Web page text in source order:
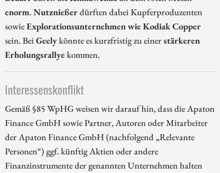
enorm.Nutznießerdürften dabei Kupferproduzenten
sowieExplorationsunternehmen wie Kodiak Copper
sein. BeiGeelykönnte es kurzfristig zu einerstärkeren
Erholungsrallyekommen.
Interessenskonflikt
Gemäß §85 WpHG weisen wir darauf hin, dass die Apaton
Finance GmbH sowie Partner, Autoren oder Mitarbeiter
der Apaton Finance GmbH (nachfolgend „Relevante
Personen“) ggf. künftig Aktien oder andere
Finanzinstrumente der genannten Unternehmen halten